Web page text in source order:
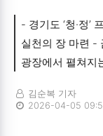
- 경기도 ‘청·정’
실천의 장 마련 -
광장에서 펼쳐지
김순복 기자
2026-04-05